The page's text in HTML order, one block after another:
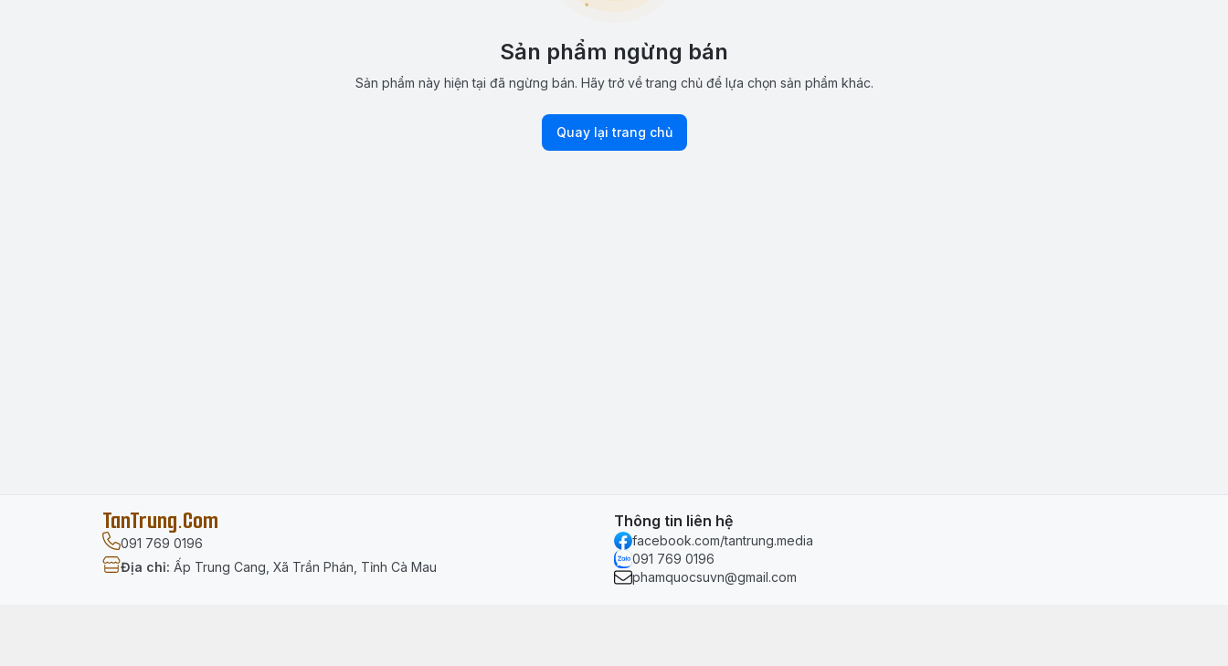
Sản phẩm ngừng bán
Sản phẩm này hiện tại đã ngừng bán. Hãy trở về trang chủ để lựa chọn sản phẩm khác.
Quay lại trang chủ
TanTrung.Com
091 769 0196
Địa chỉ: Ấp Trung Cang, Xã Trần Phán, Tỉnh Cà Mau
Thông tin liên hệ
facebook.com/tantrung.media
091 769 0196
phamquocsuvn@gmail.com